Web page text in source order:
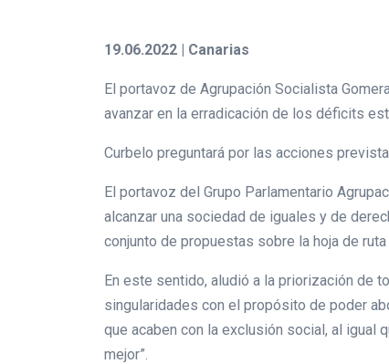
19.06.2022 | Canarias
El portavoz de Agrupación Socialista
avanzar en la erradicación de los déficits
Curbelo preguntará por las acciones
El portavoz del Grupo Parlamentario
alcanzar una sociedad de iguales y de
conjunto de propuestas sobre la hoja de
En este sentido, aludió a la priorización de
singularidades con el propósito de poder
que acaben con la exclusión social, al igual
mejor”.